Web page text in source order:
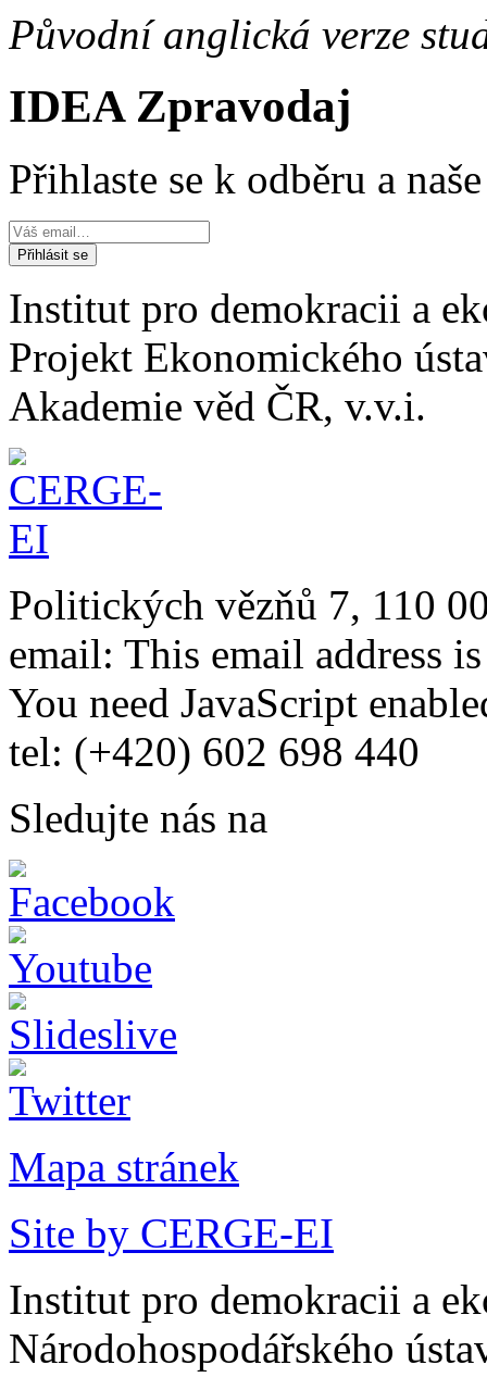
Původní anglická verze
IDEA Zpravodaj
Přihlaste se k odběru a
Institut pro demokracii a
Projekt Ekonomického
Akademie věd ČR, v.v.i.
Politických vězňů 7, 110
email: This email address
You need JavaScript
tel: (+420) 602 698 440
Sledujte nás na
Mapa stránek
Site by CERGE-EI
Institut pro demokracii a
Národohospodářského